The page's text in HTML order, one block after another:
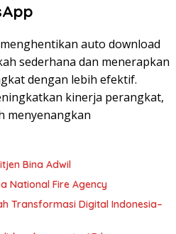
auto download
sederhana dan menerapkan
dengan lebih efektif.
kinerja perangkat,
menyenangkan
Bina Adwil
National Fire Agency
Transformasi Digital Indonesia–